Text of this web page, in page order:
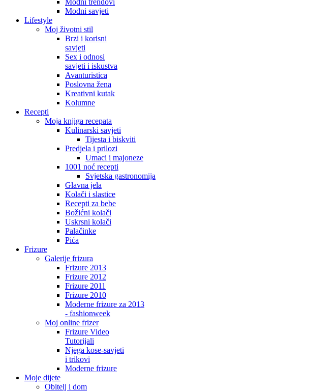
Modni savjeti
Lifestyle
Moj životni stil
Brzi i korisni
savjeti
Sex i odnosi
savjeti i iskustva
Avanturistica
Poslovna žena
Kreativni kutak
Kolumne
Recepti
Moja knjiga recepata
Kulinarski savjeti
Tijesta i biskviti
Predjela i prilozi
Umaci i majoneze
1001 noć recepti
Svjetska gastronomija
Glavna jela
Kolači i slastice
Recepti za bebe
Božićni kolači
Uskrsni kolači
Palačinke
Pića
Frizure
Galerije frizura
Frizure 2013
Frizure 2012
Frizure 2011
Frizure 2010
Moderne frizure za 2013
- fashionweek
Moj online frizer
Frizure Video
Tutorijali
Njega kose-savjeti
i trikovi
Moderne frizure
Moje dijete
Obitelj i dom